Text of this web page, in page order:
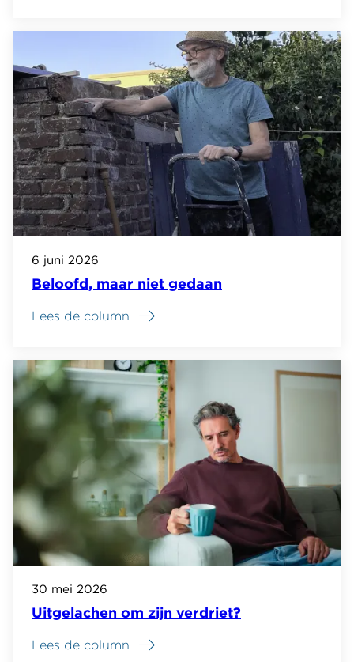
Beloofd, maar niet gedaan
6 juni 2026
Lees de column
Uitgelachen om zijn verdriet?
30 mei 2026
Lees de column